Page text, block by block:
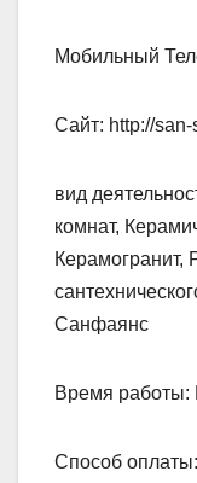
Мобильный
Сайт: http://
вид
комнат,
Керамогранит,
Санфаянс
Время работы:
Способ